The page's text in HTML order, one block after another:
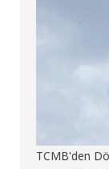
TCMB'den